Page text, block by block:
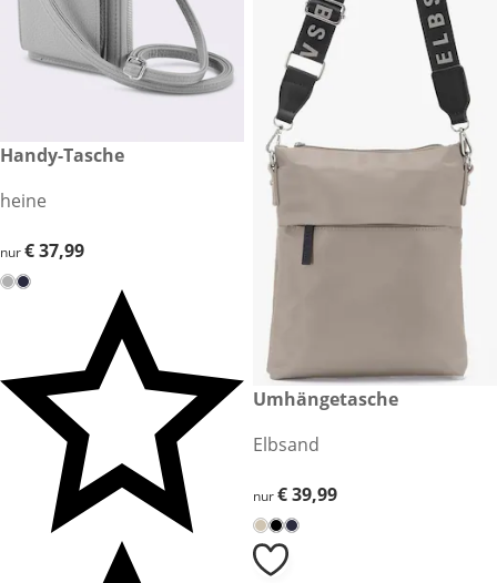
€ 37,99
Handy-Tasche
heine
€ 37,99
nur€ 37,99
€ 39,99
Umhängetasche
Elbsand
€ 39,99
nur€ 39,99